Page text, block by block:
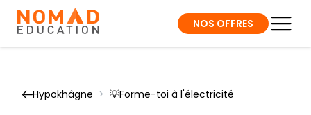
NOS OFFRES
Hypokhâgne > 💡Forme-toi à l'électricité